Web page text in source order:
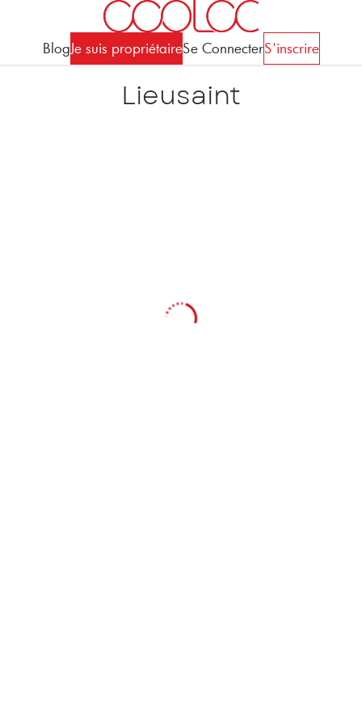
BlogJe suis propriétaireSe ConnecterS'inscrire
Lieusaint